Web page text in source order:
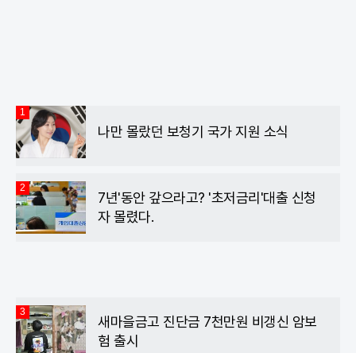
1
나만 몰랐던 보청기 국가 지원 소식
2
7년'동안 갚으라고? '초저금리'대출 신청
자 몰렸다.
3
새마을금고 진단금 7천만원 비갱신 암보
험 출시